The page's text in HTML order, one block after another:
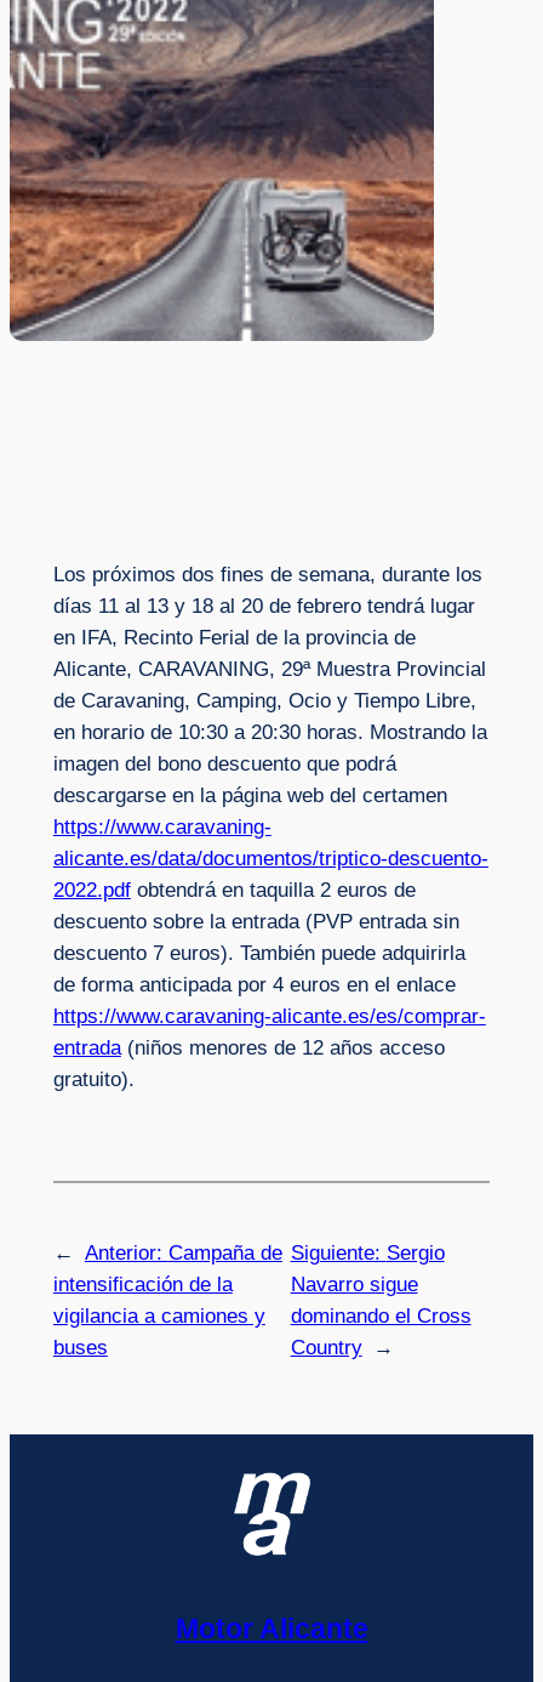
Los próximos dos fines de semana, durante los
días 11 al 13 y 18 al 20 de febrero tendrá lugar
en IFA, Recinto Ferial de la provincia de
Alicante, CARAVANING, 29ª Muestra Provincial
de Caravaning, Camping, Ocio y Tiempo Libre,
en horario de 10:30 a 20:30 horas. Mostrando la
imagen del bono descuento que podrá
descargarse en la página web del certamen
https://www.caravaning-
alicante.es/data/documentos/triptico-descuento-
2022.pdfobtendrá en taquilla 2 euros de
descuento sobre la entrada (PVP entrada sin
descuento 7 euros). También puede adquirirla
de forma anticipada por 4 euros en el enlace
https://www.caravaning-alicante.es/es/comprar-
entrada(niños menores de 12 años acceso
gratuito).
← Anterior: Campaña de
intensificación de la
vigilancia a camiones y
buses
Siguiente: Sergio
Navarro sigue
dominando el Cross
Country
→
Motor Alicante